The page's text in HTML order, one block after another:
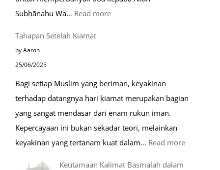
Subḥānahu Wa… Read more:
Tahapan Setelah Kiamat
by Aaron
25/06/2025
Bagi setiap Muslim yang beriman, keyakinan
terhadap datangnya hari kiamat merupakan bagian
yang sangat mendasar dari enam rukun iman.
Kepercayaan ini bukan sekadar teori, melainkan
keyakinan yang tertanam kuat dalam… Read more:
Keutamaan Kalimat Basmalah dalam